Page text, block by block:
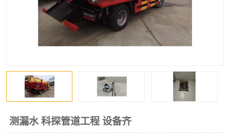
测漏水 科探管道工程 设备齐
高压车疏通清淤